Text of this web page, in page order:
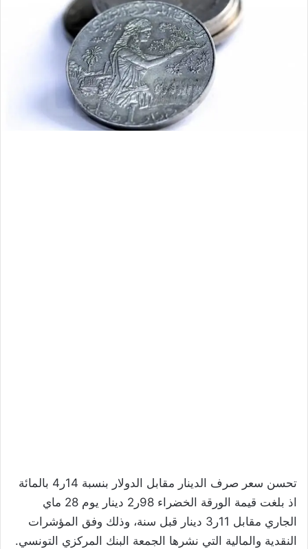
تحسن سعر صرف الدينار مقابل الدولار بنسبة 14ر4 بالمائة
اذ بلغت قيمة الورقة الخضراء 98ر2 دينار يوم 28 ماي
الجاري مقابل 11ر3 دينار قبل سنة، وذلك وفق المؤشرات
النقدية والمالية التي نشرها الجمعة البنك المركزي التونسي.